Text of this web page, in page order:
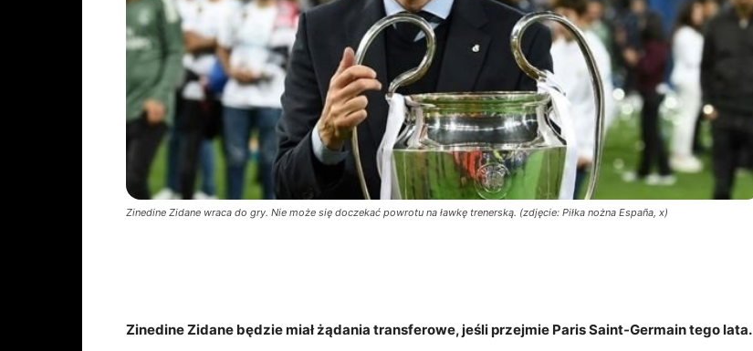
Zinedine Zidane wraca do gry. Nie może się doczekać powrotu na ławkę trenerską. (zdjęcie: Piłka nożna España, x)
Zinedine Zidane będzie miał żądania transferowe, jeśli przejmie Paris Saint-Germain tego lata.